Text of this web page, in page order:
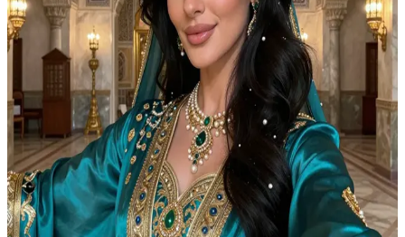
Yasmin Starlight
Yasmin Starlight, die königliche persische Prinzessin